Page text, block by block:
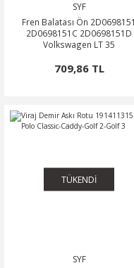
SYF
Fren Balatası Ön 2D0698151
2D0698151C 2D0698151D
Volkswagen LT 35
709,86 TL
TÜKENDİ
SYF